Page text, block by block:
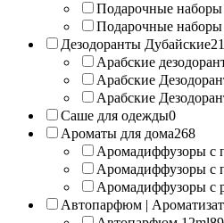
Подарочные
Подарочные
Дезодоранты Дубайские
Арабские
Арабские
Арабские
Саше для одежды0
Ароматы для дома268
Аромадиффузоры с
Аромадиффузоры с
Аромадиффузоры с
Автопарфюм |